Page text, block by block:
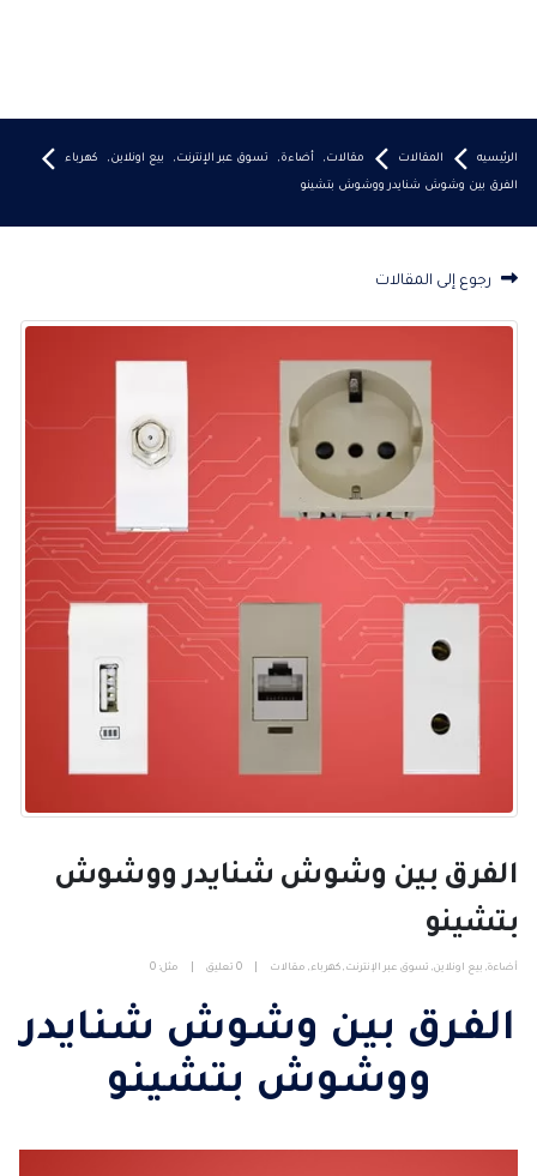
الرئيسيه المقالات مقالات, أضاءة, تسوق عبر الإنترنت, بيع اونلاين, كهرباء
الفرق بين وشوش شنايدر ووشوش بتشينو
رجوع إلى المقالات
الفرق بين وشوش شنايدر ووشوش
بتشينو
أضاءة, بيع اونلاين, تسوق عبر الإنترنت , كهرباء , مقالات 0 تعليق مثل: 0
الفرق بين وشوش شنايدر
ووشوش بتشينو